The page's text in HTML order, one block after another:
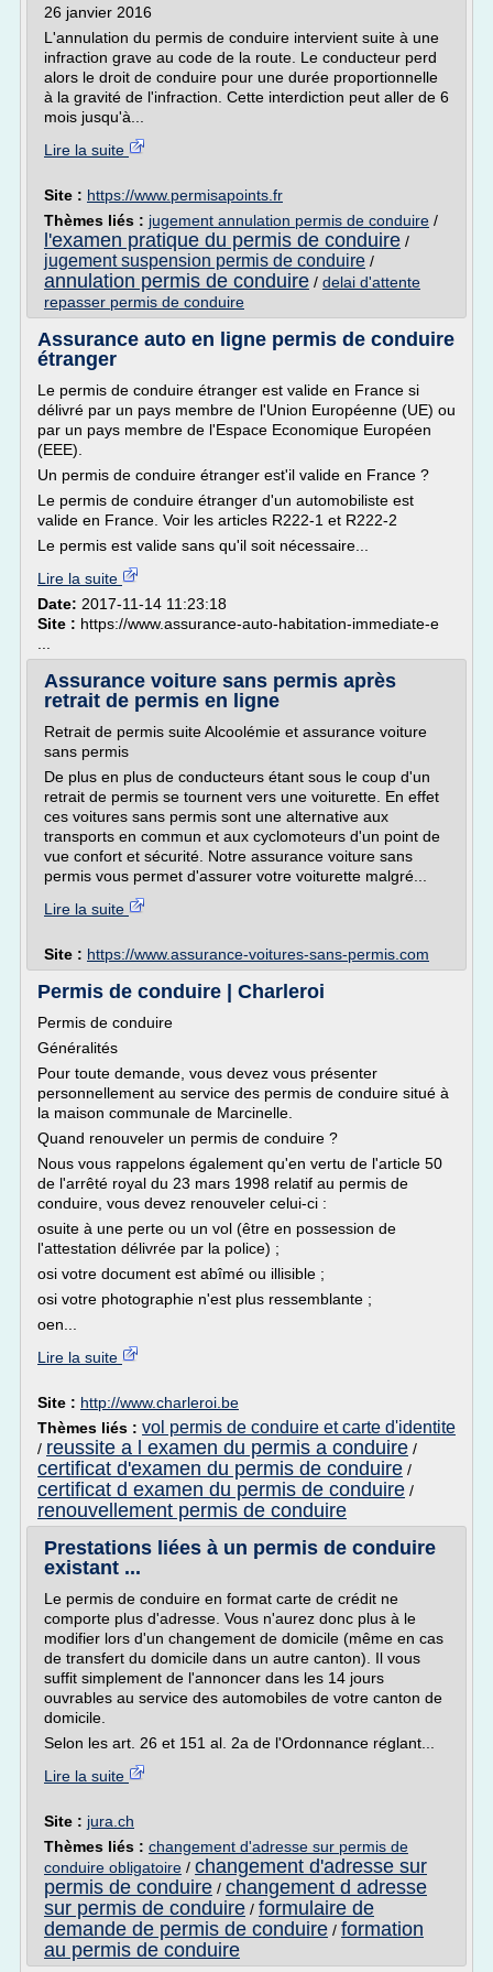
26 janvier 2016
L'annulation du permis de conduire intervient suite à une
infraction grave au code de la route. Le conducteur perd
alors le droit de conduire pour une durée proportionnelle
à la gravité de l'infraction. Cette interdiction peut aller de 6
mois jusqu'à...
Lire la suite
Site : https://www.permisapoints.fr
Thèmes liés : jugement annulation permis de conduire /
l'examen pratique du permis de conduire /
jugement suspension permis de conduire /
annulation permis de conduire / delai d'attente
repasser permis de conduire
Assurance auto en ligne permis de conduire
étranger
Le permis de conduire étranger est valide en France si
délivré par un pays membre de l'Union Européenne (UE) ou
par un pays membre de l'Espace Economique Européen
(EEE).
Un permis de conduire étranger est'il valide en France ?
Le permis de conduire étranger d'un automobiliste est
valide en France. Voir les articles R222-1 et R222-2
Le permis est valide sans qu'il soit nécessaire...
Lire la suite
Date: 2017-11-14 11:23:18
Site : https://www.assurance-auto-habitation-immediate-e
Assurance voiture sans permis après
retrait de permis en ligne
Retrait de permis suite Alcoolémie et assurance voiture
sans permis
De plus en plus de conducteurs étant sous le coup d'un
retrait de permis se tournent vers une voiturette. En effet
ces voitures sans permis sont une alternative aux
transports en commun et aux cyclomoteurs d'un point de
vue confort et sécurité. Notre assurance voiture sans
permis vous permet d'assurer votre voiturette malgré...
Lire la suite
Site : https://www.assurance-voitures-sans-permis.com
Permis de conduire | Charleroi
Permis de conduire
Généralités
Pour toute demande, vous devez vous présenter
personnellement au service des permis de conduire situé à
la maison communale de Marcinelle.
Quand renouveler un permis de conduire ?
Nous vous rappelons également qu'en vertu de l'article 50
de l'arrêté royal du 23 mars 1998 relatif au permis de
conduire, vous devez renouveler celui-ci :
osuite à une perte ou un vol (être en possession de
l'attestation délivrée par la police) ;
osi votre document est abîmé ou illisible ;
osi votre photographie n'est plus ressemblante ;
oen...
Lire la suite
Site : http://www.charleroi.be
Thèmes liés : vol permis de conduire et carte d'identite
/ reussite a l examen du permis a conduire /
certificat d'examen du permis de conduire /
certificat d examen du permis de conduire /
renouvellement permis de conduire
Prestations liées à un permis de conduire
existant ...
Le permis de conduire en format carte de crédit ne
comporte plus d'adresse. Vous n'aurez donc plus à le
modifier lors d'un changement de domicile (même en cas
de transfert du domicile dans un autre canton). Il vous
suffit simplement de l'annoncer dans les 14 jours
ouvrables au service des automobiles de votre canton de
domicile.
Selon les art. 26 et 151 al. 2a de l'Ordonnance réglant...
Lire la suite
Site : jura.ch
Thèmes liés : changement d'adresse sur permis de
conduire obligatoire / changement d'adresse sur
permis de conduire / changement d adresse
sur permis de conduire / formulaire de
demande de permis de conduire / formation
au permis de conduire